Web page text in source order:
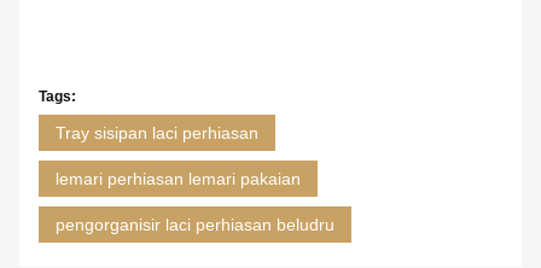
Tags:
Tray sisipan laci perhiasan
lemari perhiasan lemari pakaian
pengorganisir laci perhiasan beludru